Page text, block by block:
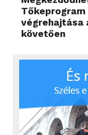
végrehajtása
követően